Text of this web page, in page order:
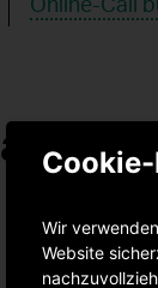
E-Mail
Wir
Website